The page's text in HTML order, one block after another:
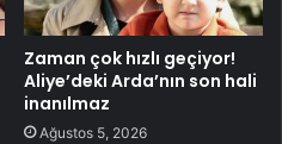
Zaman çok hızlı geçiyor!
Aliye’deki Arda’nın son hali
inanılmaz
Ağustos 5, 2026